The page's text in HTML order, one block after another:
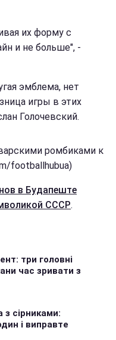
их форму с
и не больше", -
эмблема, нет
игры в этих
Голочевский.
ромбиками к
footballhubua)
в Будапеште
СССР.
три головні
час зривати з
з сірниками:
і виправте